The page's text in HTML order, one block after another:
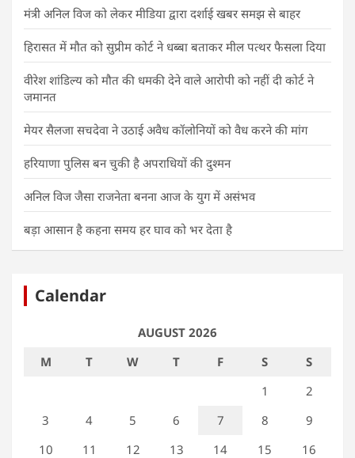
मंत्री अनिल विज को लेकर मीडिया द्वारा दर्शाई खबर समझ से बाहर
हिरासत में मौत को सुप्रीम कोर्ट ने धब्बा बताकर मील पत्थर फैसला दिया
वीरेश शांडिल्य को मौत की धमकी देने वाले आरोपी को नहीं दी कोर्ट ने
जमानत
मेयर सैलजा सचदेवा ने उठाई अवैध कॉलोनियों को वैध करने की मांग
हरियाणा पुलिस बन चुकी है अपराधियों की दुश्मन
अनिल विज जैसा राजनेता बनना आज के युग में असंभव
बड़ा आसान है कहना समय हर घाव को भर देता है
Calendar
AUGUST 2026
M
T W T F S
S
1
2
3
4 5 6 7 8
9
10
11 12 13 14 15
16